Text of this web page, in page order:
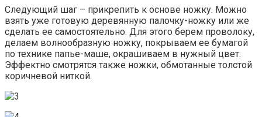
Следующий шаг – прикрепить к основе ножку. Можно
взять уже готовую деревянную палочку-ножку или же
сделать ее самостоятельно. Для этого берем проволоку,
делаем волнообразную ножку, покрываем ее бумагой
по технике папье-маше, окрашиваем в нужный цвет.
Эффектно смотрятся также ножки, обмотанные толстой
коричневой ниткой.